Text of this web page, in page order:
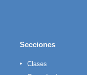
Secciones
Clases